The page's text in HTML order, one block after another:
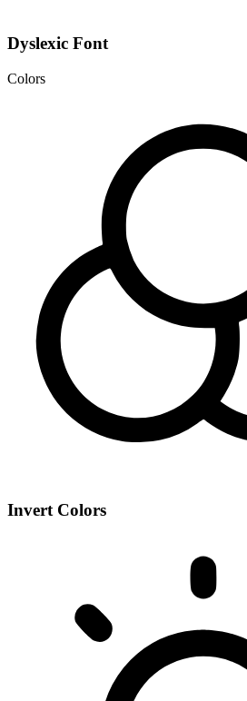
Dyslexic Font
Colors
Invert Colors